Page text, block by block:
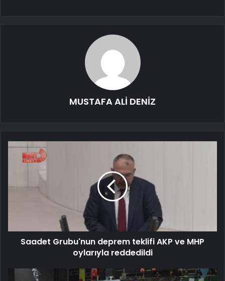
MUSTAFA ALİ DENİZ
Saadet Grubu'nun deprem teklifi AKP ve MHP
oylarıyla reddedildi